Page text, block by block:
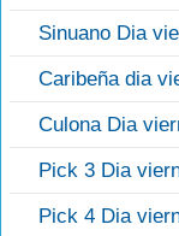
Sinuano Dia
Caribeña dia
Culona Dia
Pick 3 Dia
Pick 4 Dia